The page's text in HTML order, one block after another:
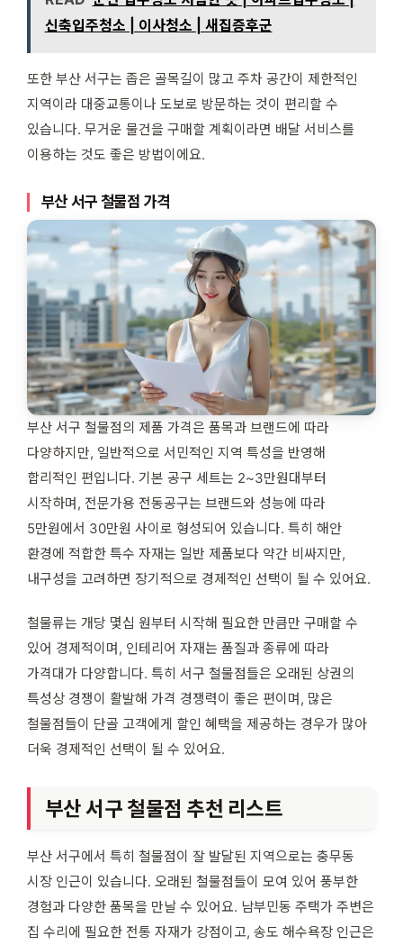
신축입주청소 | 이사청소 | 새집증후군
또한 부산 서구는 좁은 골목길이 많고 주차 공간이 제한적인
지역이라 대중교통이나 도보로 방문하는 것이 편리할 수
있습니다. 무거운 물건을 구매할 계획이라면 배달 서비스를
이용하는 것도 좋은 방법이에요.
부산 서구 철물점 가격
부산 서구 철물점의 제품 가격은 품목과 브랜드에 따라
다양하지만, 일반적으로 서민적인 지역 특성을 반영해
합리적인 편입니다. 기본 공구 세트는 2~3만원대부터
시작하며, 전문가용 전동공구는 브랜드와 성능에 따라
5만원에서 30만원 사이로 형성되어 있습니다. 특히 해안
환경에 적합한 특수 자재는 일반 제품보다 약간 비싸지만,
내구성을 고려하면 장기적으로 경제적인 선택이 될 수 있어요.
철물류는 개당 몇십 원부터 시작해 필요한 만큼만 구매할 수
있어 경제적이며, 인테리어 자재는 품질과 종류에 따라
가격대가 다양합니다. 특히 서구 철물점들은 오래된 상권의
특성상 경쟁이 활발해 가격 경쟁력이 좋은 편이며, 많은
철물점들이 단골 고객에게 할인 혜택을 제공하는 경우가 많아
더욱 경제적인 선택이 될 수 있어요.
부산 서구 철물점 추천 리스트
부산 서구에서 특히 철물점이 잘 발달된 지역으로는 충무동
시장 인근이 있습니다. 오래된 철물점들이 모여 있어 풍부한
경험과 다양한 품목을 만날 수 있어요. 남부민동 주택가 주변은
집 수리에 필요한 전통 자재가 강점이고, 송도 해수욕장 인근은